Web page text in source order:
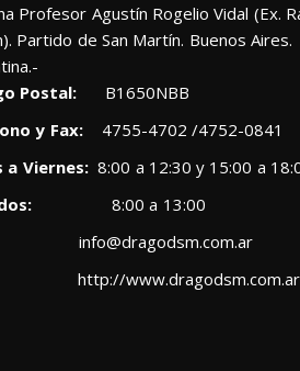
Profesor Agustín Rogelio Vidal (Ex.
Partido de San Martín. Buenos Aires.
Postal: B1650NBB
y Fax:4755-4702 /4752-0841
a Viernes:8:00 a 12:30 y 15:00 a
8:00 a 13:00
info@dragodsm.com.ar
http://www.dragodsm.com.ar